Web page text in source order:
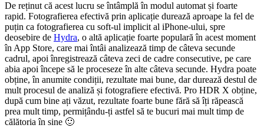
De reținut că acest lucru se întâmplă în modul automat și foarte
rapid. Fotografierea efectivă prin aplicație durează aproape la fel de
puțin ca fotografierea cu soft-ul implicit al iPhone-ului, spre
deosebire de Hydra, o altă aplicație foarte populară în acest moment
în App Store, care mai întâi analizează timp de câteva secunde
cadrul, apoi înregistrează câteva zeci de cadre consecutive, pe care
abia apoi începe să le proceseze în alte câteva secunde. Hydra poate
obține, în anumite condiții, rezultate mai bune, dar durează destul de
mult procesul de analiză și fotografiere efectivă. Pro HDR X obține,
după cum bine ați văzut, rezultate foarte bune fără să îți răpească
prea mult timp, permițându-ți astfel să te bucuri mai mult timp de
călătoria în sine 🙂